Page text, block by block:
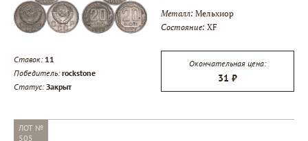
Металл: Мельхиор
Состояние: XF
Ставок: 11
Победитель: rockstone
Статус:Закрыт
Окончательная цена:
31 ₽
ЛОТ №
505